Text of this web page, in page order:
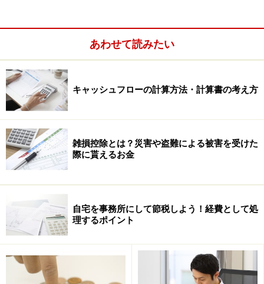
NISAの口座開設手続は、平成25年10月1日から始まりま
すが、既に証券会社等が顧客囲い込みのため、口座開設
予約を受け付けています。
あわせて読みたい
キャッシュフローの計算方法・計算書の考え方
雑損控除とは？災害や盗難による被害を受けた
際に貰えるお金
自宅を事務所にして節税しよう！経費として処
理するポイント